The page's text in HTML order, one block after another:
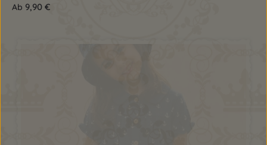
Ab 9,90 €